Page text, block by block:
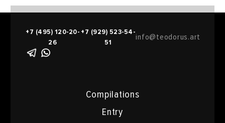
Compilations
Entry
+7 (495) 120-20-
26
+7 (929) 523-54-
51
info@teodorus.art